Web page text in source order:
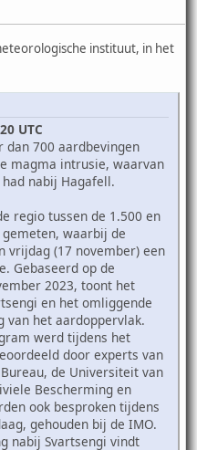
instituut, in het
UTC
dan 700 aardbevingen
magma intrusie, waarvan
nabij Hagafell.
regio tussen de 1.500 en
waarbij de
vrijdag (17 november) een
Gebaseerd op de
2023, toont het
en het omliggende
van het aardoppervlak.
werd tijdens het
door experts van
de Universiteit van
Bescherming en
ook besproken tijdens
gehouden bij de IMO.
nabij Svartsengi vindt